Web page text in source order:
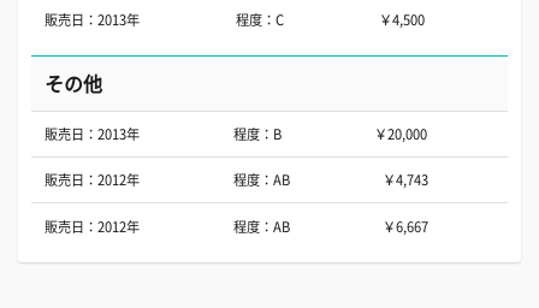
販売日：2013年 程度：C ￥4,500
その他
販売日：2013年 程度：B ￥20,000
販売日：2012年 程度：AB ￥4,743
販売日：2012年 程度：AB ￥6,667